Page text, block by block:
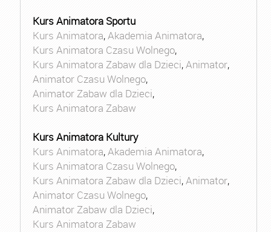
Kurs Animatora Sportu
Kurs Animatora,Akademia Animatora,
Kurs Animatora Czasu Wolnego,
Kurs Animatora Zabaw dla Dzieci,Animator,
Animator Czasu Wolnego,
Animator Zabaw dla Dzieci,
Kurs Animatora Zabaw
Kurs Animatora Kultury
Kurs Animatora,Akademia Animatora,
Kurs Animatora Czasu Wolnego,
Kurs Animatora Zabaw dla Dzieci,Animator,
Animator Czasu Wolnego,
Animator Zabaw dla Dzieci,
Kurs Animatora Zabaw